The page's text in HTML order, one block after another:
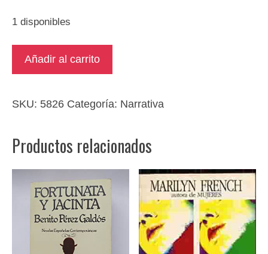
1 disponibles
hija
Añadir al carrito
SKU: 5826 Categoría: Narrativa
Productos relacionados